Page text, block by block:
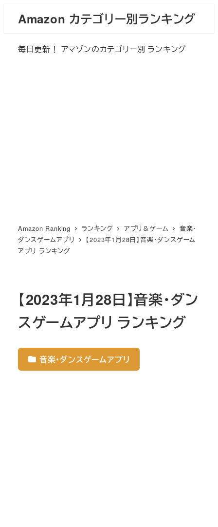
Amazon カテゴリー別ランキング
毎日更新！ アマゾンのカテゴリー別 ランキング
Amazon Ranking ランキング アプリ＆ゲーム
音楽・
ダンスゲームアプリ
【2023年1月28日】音楽・ダンスゲーム
アプリ ランキング
【2023年1月28日】音楽・ダン
スゲームアプリ ランキング
音楽・ダンスゲームアプリ